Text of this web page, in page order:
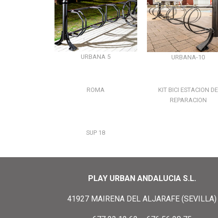
URBANA 5 URBANA-10
ROMA
KIT BICI ESTACION DE
REPARACION
SUP 18
PLAY URBAN ANDALUCIA S.L.
41927 MAIRENA DEL ALJARAFE (SEVILLA)